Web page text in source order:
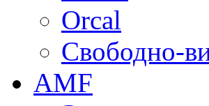
Orcal
Свободно-
AMF